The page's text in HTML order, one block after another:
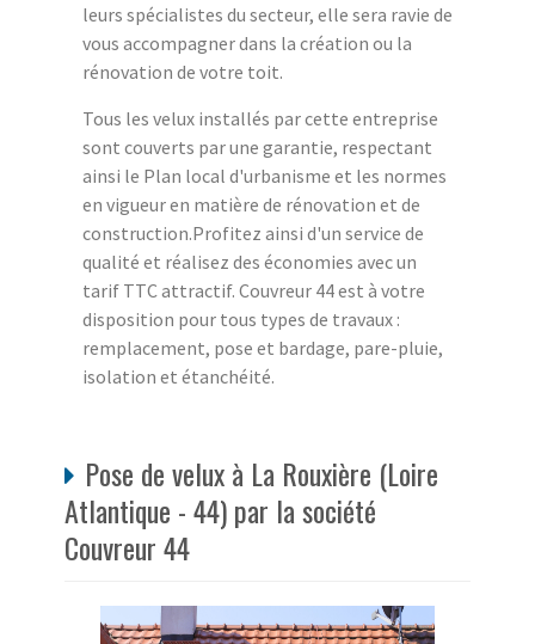
leurs spécialistes du secteur, elle sera ravie de
vous accompagner dans la création ou la
rénovation de votre toit.
Tous les velux installés par cette entreprise
sont couverts par une garantie, respectant
ainsi le Plan local d'urbanisme et les normes
en vigueur en matière de rénovation et de
construction.Profitez ainsi d'un service de
qualité et réalisez des économies avec un
tarif TTC attractif. Couvreur 44 est à votre
disposition pour tous types de travaux :
remplacement, pose et bardage, pare-pluie,
isolation et étanchéité.
Pose de velux à La Rouxière (Loire
Atlantique - 44) par la société
Couvreur 44